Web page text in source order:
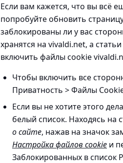
Если вам кажется, что вы всё
попробуйте обновить
заблокированы ли у вас
хранятся на vivaldi.net, а
включить файлы cookie
Чтобы включить все
Приватность > Файлы
Если вы не хотите этого
белый список. Находясь на
о сайте, нажав на значок
Настройка файлов cookie и
Заблокированных в список